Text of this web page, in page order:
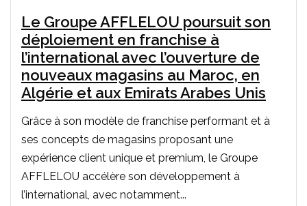
Le Groupe AFFLELOU poursuit son
déploiement en franchise à
l’international avec l’ouverture de
nouveaux magasins au Maroc, en
Algérie et aux Emirats Arabes Unis
Grâce à son modèle de franchise performant et à
ses concepts de magasins proposant une
expérience client unique et premium, le Groupe
AFFLELOU accélère son développement à
l’international, avec notamment...